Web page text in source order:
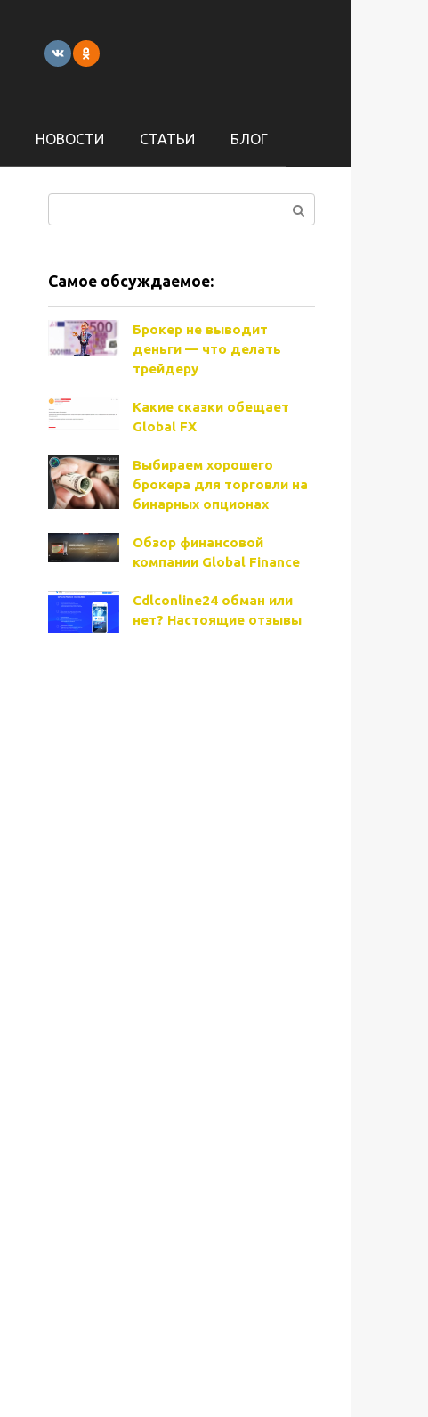
НОВОСТИ СТАТЬИ БЛОГ
Самое обсуждаемое:
Брокер не выводит
деньги — что делать
трейдеру
Какие сказки обещает
Global FX
Выбираем хорошего
брокера для торговли на
бинарных опционах
Обзор финансовой
компании Global Finance
Cdlconline24 обман или
нет? Настоящие отзывы